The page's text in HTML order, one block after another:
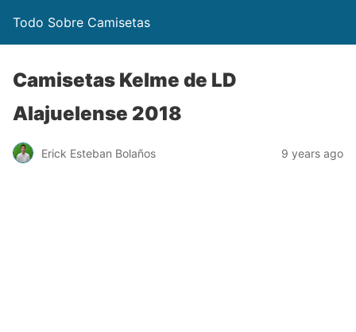
Todo Sobre Camisetas
Camisetas Kelme de LD
Alajuelense 2018
Erick Esteban Bolaños 9 years ago